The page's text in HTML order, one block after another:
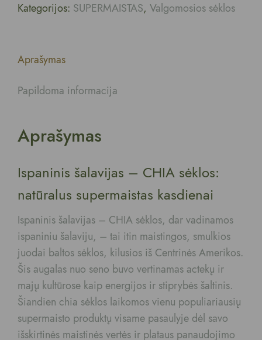
Kategorijos: SUPERMAISTAS, Valgomosios sėklos
Aprašymas
Papildoma informacija
Aprašymas
Ispaninis šalavijas – CHIA sėklos:
natūralus supermaistas kasdienai
Ispaninis šalavijas – CHIA sėklos, dar vadinamos
ispaniniu šalaviju, – tai itin maistingos, smulkios
juodai baltos sėklos, kilusios iš Centrinės Amerikos.
Šis augalas nuo seno buvo vertinamas actekų ir
majų kultūrose kaip energijos ir stiprybės šaltinis.
Šiandien chia sėklos laikomos vienu populiariausių
supermaisto produktų visame pasaulyje dėl savo
išskirtinės maistinės vertės ir plataus panaudojimo